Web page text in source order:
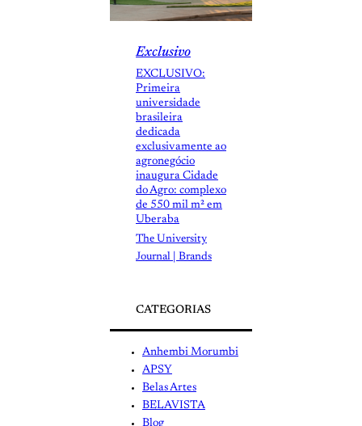
Exclusivo
EXCLUSIVO:
Primeira
universidade
brasileira
dedicada
exclusivamente ao
agronegócio
inaugura Cidade
do Agro: complexo
de 550 mil m² em
Uberaba
The University
Journal | Brands
CATEGORIAS
Anhembi Morumbi
APSY
Belas Artes
BELAVISTA
Blog